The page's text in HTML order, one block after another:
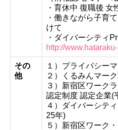
・育休中 復職後 女
・働きながら子育
けて
・ダイバーシティ
http://
その
他
１）プライバシー
２）くるみんマー
３）新宿区ワーク
認定制度 認定企業(
４）ダイバーシテ
25年)
５）新宿区ワーク